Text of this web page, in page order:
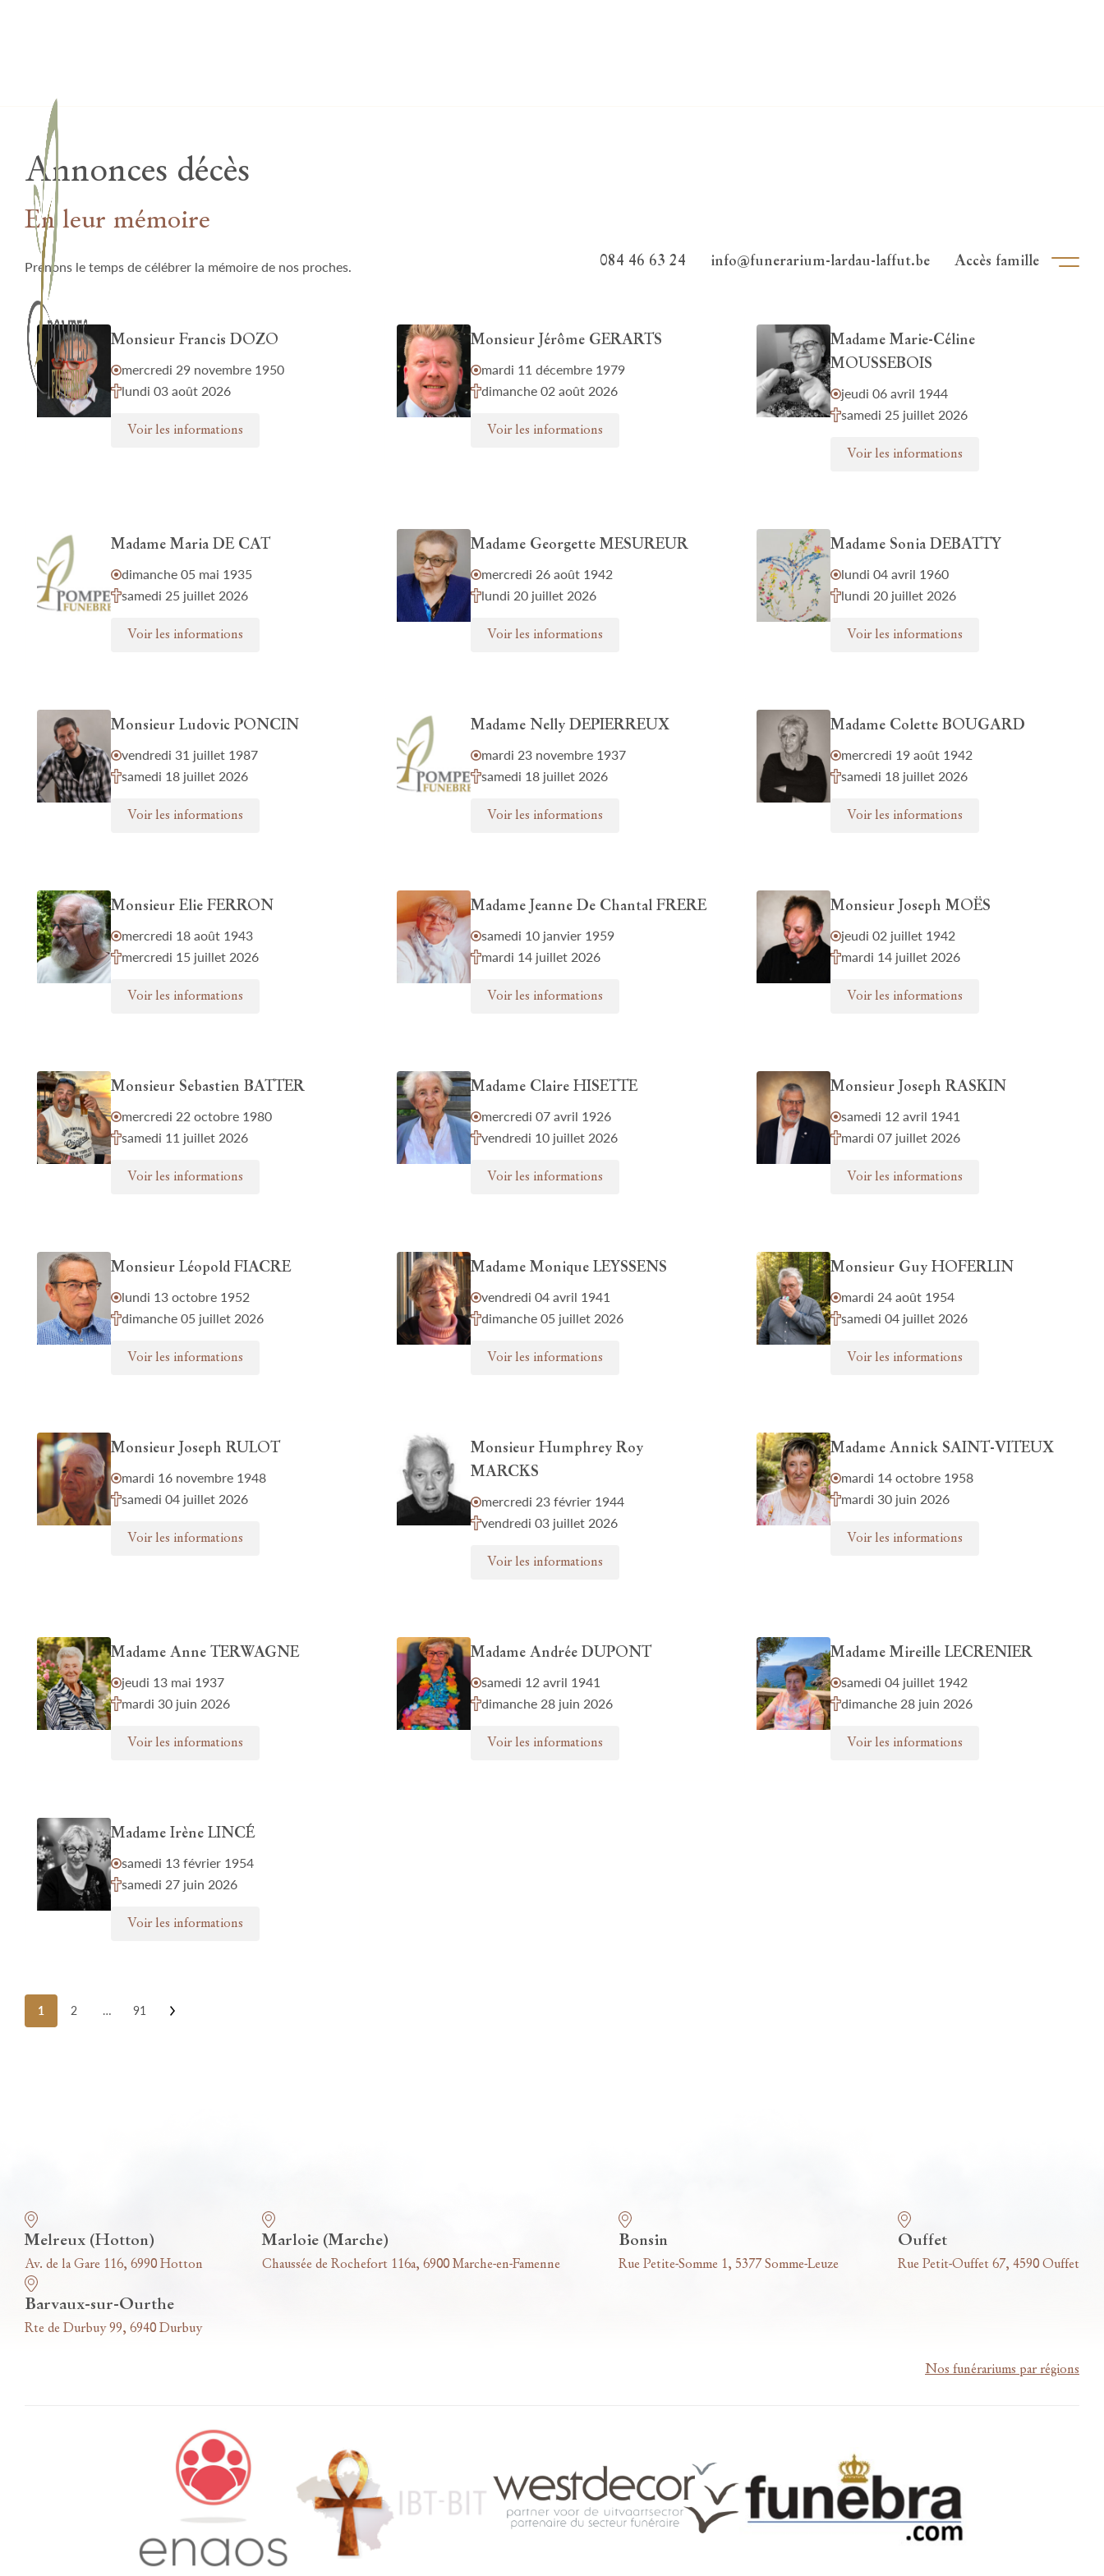
084 46 63 24 info@funerarium-lardau-laffut.be Accès famille
Annonces décès
En leur mémoire
Prenons le temps de célébrer la mémoire de nos proches.
Monsieur Francis DOZO
mercredi 29 novembre 1950
lundi 03 août 2026
Voir les informations
Monsieur Jérôme GERARTS
mardi 11 décembre 1979
dimanche 02 août 2026
Voir les informations
Madame Marie-Céline
MOUSSEBOIS
jeudi 06 avril 1944
samedi 25 juillet 2026
Voir les informations
Madame Maria DE CAT
dimanche 05 mai 1935
samedi 25 juillet 2026
Voir les informations
Madame Georgette MESUREUR
mercredi 26 août 1942
lundi 20 juillet 2026
Voir les informations
Madame Sonia DEBATTY
lundi 04 avril 1960
lundi 20 juillet 2026
Voir les informations
Monsieur Ludovic PONCIN
vendredi 31 juillet 1987
samedi 18 juillet 2026
Voir les informations
Madame Nelly DEPIERREUX
mardi 23 novembre 1937
samedi 18 juillet 2026
Voir les informations
Madame Colette BOUGARD
mercredi 19 août 1942
samedi 18 juillet 2026
Voir les informations
Monsieur Elie FERRON
mercredi 18 août 1943
mercredi 15 juillet 2026
Voir les informations
Madame Jeanne De Chantal FRERE
samedi 10 janvier 1959
mardi 14 juillet 2026
Voir les informations
Monsieur Joseph MOËS
jeudi 02 juillet 1942
mardi 14 juillet 2026
Voir les informations
Monsieur Sebastien BATTER
mercredi 22 octobre 1980
samedi 11 juillet 2026
Voir les informations
Madame Claire HISETTE
mercredi 07 avril 1926
vendredi 10 juillet 2026
Voir les informations
Monsieur Joseph RASKIN
samedi 12 avril 1941
mardi 07 juillet 2026
Voir les informations
Monsieur Léopold FIACRE
lundi 13 octobre 1952
dimanche 05 juillet 2026
Voir les informations
Madame Monique LEYSSENS
vendredi 04 avril 1941
dimanche 05 juillet 2026
Voir les informations
Monsieur Guy HOFERLIN
mardi 24 août 1954
samedi 04 juillet 2026
Voir les informations
Monsieur Joseph RULOT
mardi 16 novembre 1948
samedi 04 juillet 2026
Voir les informations
Monsieur Humphrey Roy
MARCKS
mercredi 23 février 1944
vendredi 03 juillet 2026
Voir les informations
Madame Annick SAINT-VITEUX
mardi 14 octobre 1958
mardi 30 juin 2026
Voir les informations
Madame Anne TERWAGNE
jeudi 13 mai 1937
mardi 30 juin 2026
Voir les informations
Madame Andrée DUPONT
samedi 12 avril 1941
dimanche 28 juin 2026
Voir les informations
Madame Mireille LECRENIER
samedi 04 juillet 1942
dimanche 28 juin 2026
Voir les informations
Madame Irène LINCÉ
samedi 13 février 1954
samedi 27 juin 2026
Voir les informations
Posts
pagination
1 2 … 91
Melreux (Hotton)
Av. de la Gare 116, 6990 Hotton
Marloie (Marche)
Chaussée de Rochefort 116a, 6900 Marche-en-Famenne
Bonsin
Rue Petite-Somme 1, 5377 Somme-Leuze
Ouffet
Rue Petit-Ouffet 67, 4590 Ouffet
Barvaux-sur-Ourthe
Rte de Durbuy 99, 6940 Durbuy
Nos funérariums par régions